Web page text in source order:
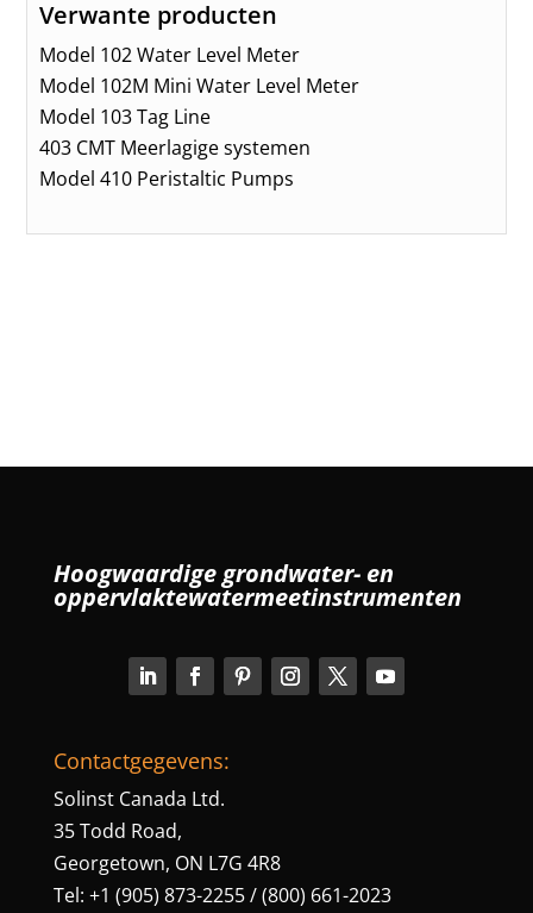
Verwante producten
Model 102 Water Level Meter
Model 102M Mini Water Level Meter
Model 103 Tag Line
403 CMT Meerlagige systemen
Model 410 Peristaltic Pumps
Hoogwaardige grondwater- en
oppervlaktewatermeetinstrumenten
Contactgegevens:
Solinst Canada Ltd.
35 Todd Road,
Georgetown, ON L7G 4R8
Tel: +1 (905) 873-2255 / (800) 661-2023